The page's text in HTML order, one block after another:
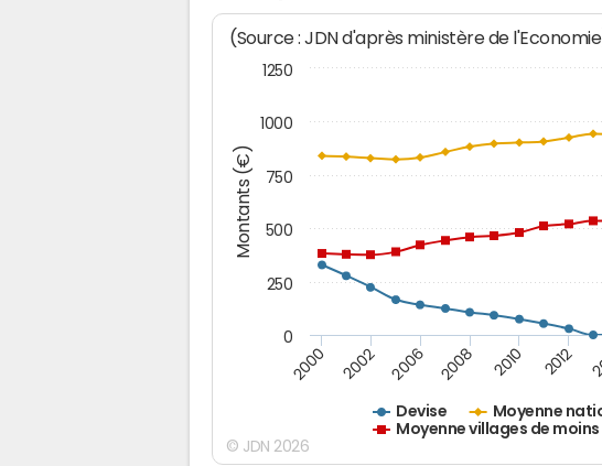
Montants (€)
(Source : JDN d'après ministère de
Devise
Moyenne
Moyenne villages de
2000 2002 2006 2008 2010 2012
0
250
500
750
1000
1250
© JDN 2026